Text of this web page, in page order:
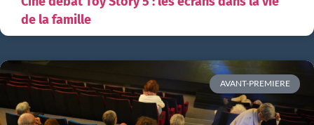
de la famille
AVANT-PREMIERE